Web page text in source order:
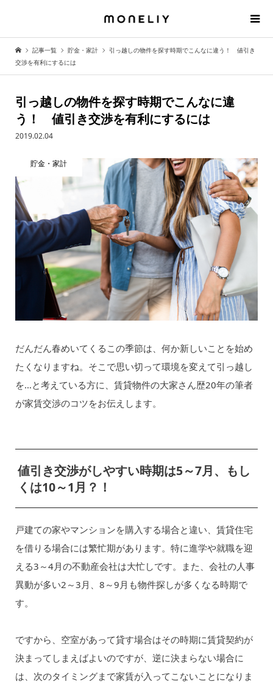
記事一覧 貯金・家計
引っ越しの物件を探す時期でこんなに違う！ 値引き
交渉を有利にするには
引っ越しの物件を探す時期でこんなに違
う！ 値引き交渉を有利にするには
2019.02.04
貯金・家計
だんだん春めいてくるこの季節は、何か新しいことを始め
たくなりますね。そこで思い切って環境を変えて引っ越し
を…と考えている方に、賃貸物件の大家さん歴20年の筆者
が家賃交渉のコツをお伝えします。
値引き交渉がしやすい時期は5～7月、もし
くは10～1月？！
戸建ての家やマンションを購入する場合と違い、賃貸住宅
を借りる場合には繁忙期があります。特に進学や就職を迎
える3～4月の不動産会社は大忙しです。また、会社の人事
異動が多い2～3月、8～9月も物件探しが多くなる時期で
す。
ですから、空室があって貸す場合はその時期に賃貸契約が
決まってしまえばよいのですが、逆に決まらない場合に
は、次のタイミングまで家賃が入ってこないことになりま